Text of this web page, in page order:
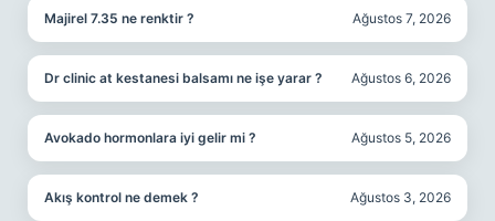
Majirel 7.35 ne renktir ? Ağustos 7, 2026
Dr clinic at kestanesi balsamı ne işe yarar ? Ağustos 6, 2026
Avokado hormonlara iyi gelir mi ? Ağustos 5, 2026
Akış kontrol ne demek ? Ağustos 3, 2026